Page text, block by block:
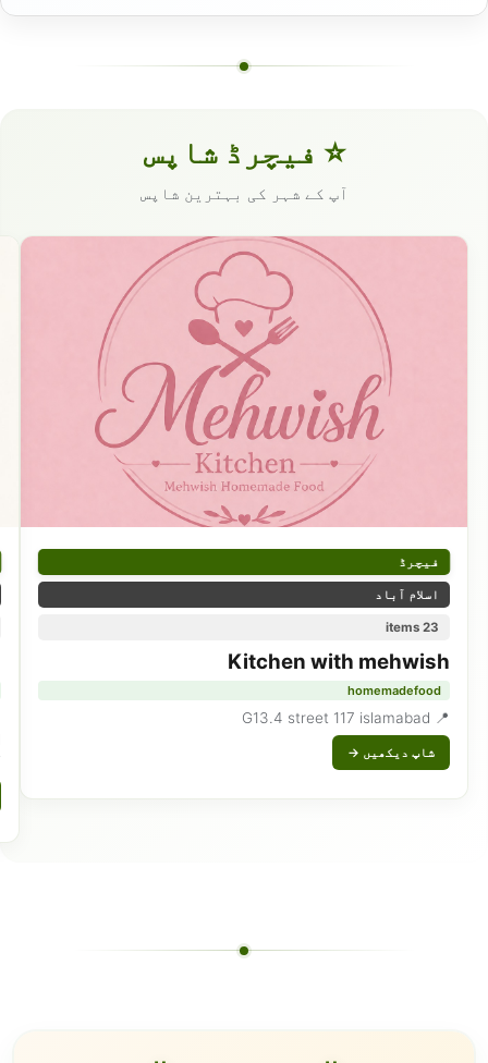
⭐ فیچرڈ شاپس
آپ کے شہر کی بہترین شاپس
فیچرڈ
اسلام آباد
23 items
Kitchen with mehwish
homemadefood
📍 G13.4 street 117 islamabad
شاپ دیکھیں →